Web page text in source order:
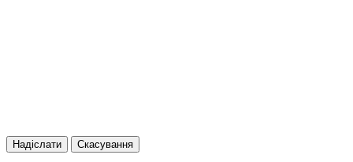
Надіслати Скасування